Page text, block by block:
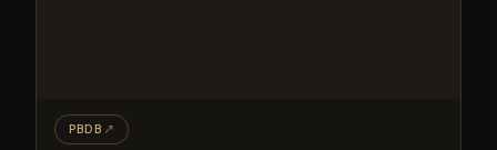
PBDB ↗